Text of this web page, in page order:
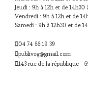
Jeudi : 9h à 12h et de 14h30
Vendredi : 9h à 12h et de
Samedi : 9h à 12h30 et de
04 74 66 19 39
publivog@gmail.com
143 rue de la république -